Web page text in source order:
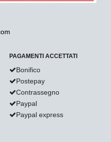
PAGAMENTI ACCETTATI
Bonifico
Postepay
Contrassegno
Paypal
Paypal express